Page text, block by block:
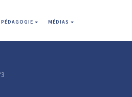
PÉDAGOGIE MÉDIAS